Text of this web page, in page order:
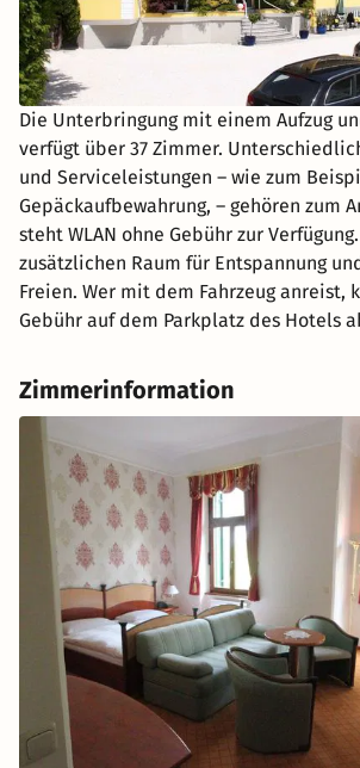
Die Unterbringung mit einem Aufzug
verfügt über 37 Zimmer.
und Serviceleistungen – wie zum
Gepäckaufbewahrung, – gehören zum
steht WLAN ohne Gebühr zur
zusätzlichen Raum für Entspannung
Freien. Wer mit dem Fahrzeug anreist,
Gebühr auf dem Parkplatz des Hotels
Zimmerinformation